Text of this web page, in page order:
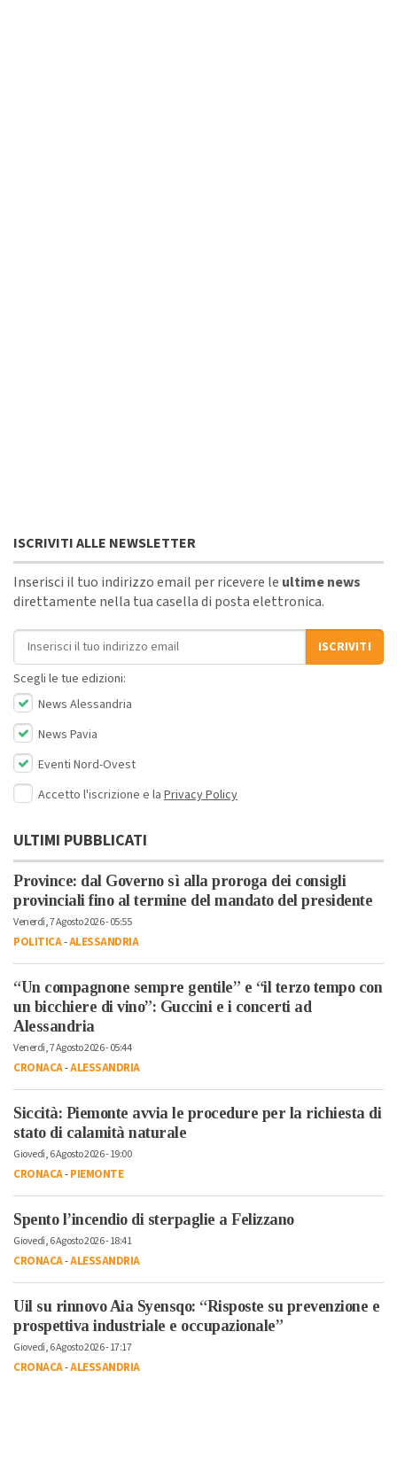
ISCRIVITI ALLE NEWSLETTER
Inserisci il tuo indirizzo email per ricevere le ultime news
direttamente nella tua casella di posta elettronica.
Indirizzo email
ISCRIVITI
Scegli le tue edizioni:
News Alessandria
News Pavia
Eventi Nord-Ovest
Accetto l'iscrizione e la Privacy Policy
ULTIMI PUBBLICATI
Province: dal Governo sì alla proroga dei consigli
provinciali fino al termine del mandato del presidente
Venerdì, 7 Agosto 2026 - 05:55
POLITICA-ALESSANDRIA
“Un compagnone sempre gentile” e “il terzo tempo con
un bicchiere di vino”: Guccini e i concerti ad
Alessandria
Venerdì, 7 Agosto 2026 - 05:44
CRONACA-ALESSANDRIA
Siccità: Piemonte avvia le procedure per la richiesta di
stato di calamità naturale
Giovedì, 6 Agosto 2026 - 19:00
CRONACA-PIEMONTE
Spento l’incendio di sterpaglie a Felizzano
Giovedì, 6 Agosto 2026 - 18:41
CRONACA-ALESSANDRIA
Uil su rinnovo Aia Syensqo: “Risposte su prevenzione e
prospettiva industriale e occupazionale”
Giovedì, 6 Agosto 2026 - 17:17
CRONACA-ALESSANDRIA